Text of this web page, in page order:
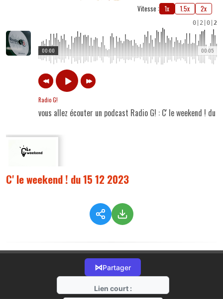
Vitesse : 1x 1.5x 2x
0 2 0 2
00:05
00:00
Radio G!
vous allez écouter un podcast Radio G! : C' le weekend ! du
C' le weekend ! du 15 12 2023
⋈Partager
Lien court :